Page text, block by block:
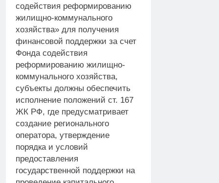
содействия реформированию
жилищно-коммунального
хозяйства» для получения
финансовой поддержки за счет
Фонда содействия
реформированию жилищно-
коммунального хозяйства,
субъекты должны обеспечить
исполнение положений ст. 167
ЖК РФ, где предусматривает
создание регионального
оператора, утверждение
порядка и условий
предоставления
государственной поддержки на